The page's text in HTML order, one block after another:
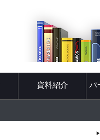
資料紹介 パ